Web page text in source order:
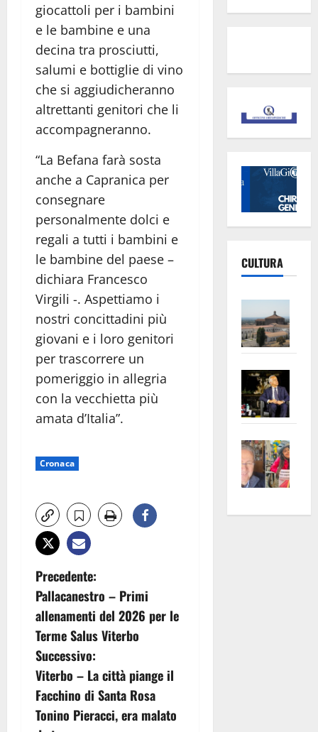
giocattoli per i bambini
e le bambine e una
decina tra prosciutti,
salumi e bottiglie di vino
che si aggiudicheranno
altrettanti genitori che li
accompagneranno.
“La Befana farà sosta
anche a Capranica per
consegnare
personalmente dolci e
regali a tutti i bambini e
le bambine del paese –
dichiara Francesco
Virgili -. Aspettiamo i
nostri concittadini più
giovani e i loro genitori
per trascorrere un
pomeriggio in allegria
con la vecchietta più
amata d’Italia”.
Cronaca
N
a
v
i
g
Precedente:
Pallacanestro – Primi
allenamenti del 2026 per le
Terme Salus Viterbo
Successivo:
Viterbo – La città piange il
Facchino di Santa Rosa
Tonino Pieracci, era malato
CULTURA
euro
apre